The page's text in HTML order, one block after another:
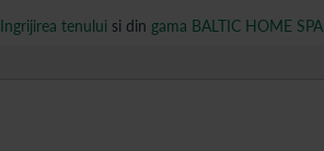
Ingrijirea tenului si din gama BALTIC HOME SPA